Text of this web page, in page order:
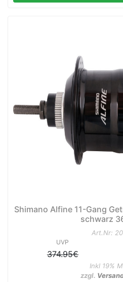
Shimano Alfine 11-Gang
schwarz
Art.Nr:
UVP
374.95€
Inkl 19%
zzgl.